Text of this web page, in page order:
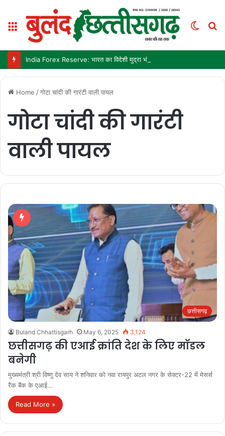
Menu
Switch
Home /गोटा चांदी की गारंटी वाली पायल
गोटा चांदी की गारंटी
वाली पायल
छत्तीसगढ़
Buland Chhattisgarh May 6, 2025 3,124
छत्तीसगढ़ की एआई क्रांति देश के लिए मॉडल
बनेगी
मुख्यमंत्री श्री विष्णु देव साय ने शनिवार को नवा रायपुर अटल नगर के सेक्टर-22 में मेसर्स
रैक बैंक के एआई…
Read More »